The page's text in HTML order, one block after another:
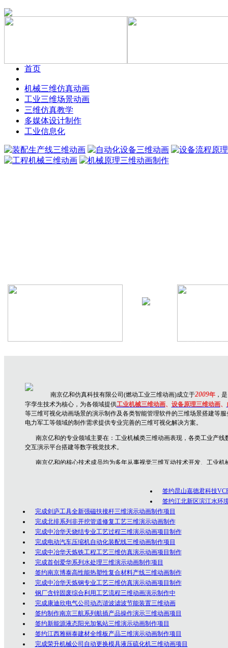
首页
机械三维仿真动画
工业三维场景动画
三维仿真教学
多媒体设计制作
工业信息化
南京亿和仿真科技有限公司(燃动工业三维动画)成立于2009年，
字孪生技术为核心，为各领域提供工业机械三维动画、 设备原理三维动画、
等三维可视化动画场景的演示制作及各类智能管理软件的三维场景搭建等
电力军工等领域的制作需求提供专业完善的三维可视化解决方案。
南京亿和的专业领域主要在： 工业机械类三维动画表现，各类工业产线
交互演示平台搭建等数字视觉技术。
南京亿和的核心技术成员均为多年从事视觉三维互动技术开发、工业
公司坚持以创意为核心的客户服务价值，秉承以专业技术为先导，以诚
签约昆山嘉德君科技
签约江北新区滨江水环
完成剑庐工具全新强磁扶接杆三维演示动画制作项目
完成北排系列非开挖管道修复工艺三维演示动画制作
完成中冶华天烧结专业工艺过程三维演示动画项目制作
完成电动汽车压缩机自动化装配线三维动画制作项目
完成中冶华天炼铁工程工艺三维仿真演示动画项目制作
完成首创爱华系列水处理三维演示动画制作项目
签约南京博泰高性能热塑性复合材料产线三维动画制作
完成中冶华天炼钢专业工艺三维仿真演示动画项目制作
钢厂含锌固废综合利用工艺流程三维动画演示制作中
完成康迪欣电气公司动态谐波滤波节能装置三维动画
签约制作南京三航系列航插产品操作演示三维动画项目
签约新能源液态阳光加氢站三维演示动画制作项目
签约江西雅丽泰建材全维板产品三维演示动画制作项目
完成荣升机械公司自动更换模具液压硫化机三维动画项目